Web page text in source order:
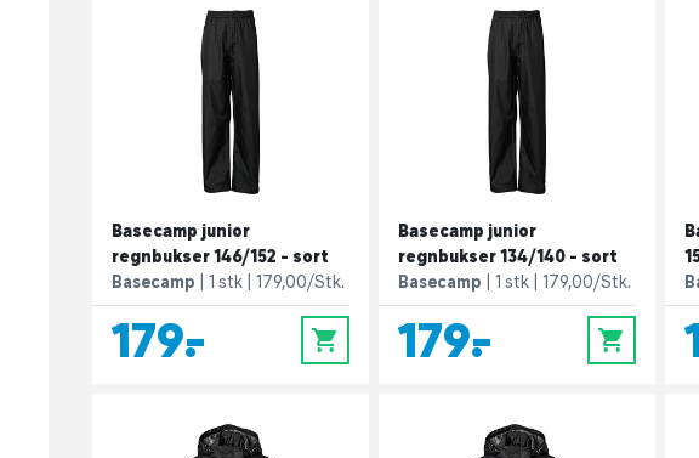
Basecamp junior
regnbukser 146/152 - sort
Basecamp
1 stk 179,00/Stk.
179,- 0
Basecamp junior
regnbukser 134/140 - sort
Basecamp
1 stk 179,00/Stk.
179,- 0